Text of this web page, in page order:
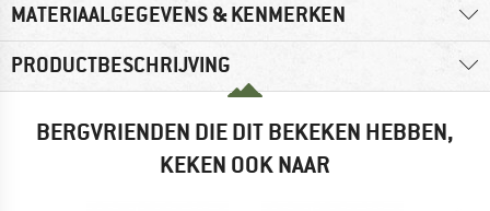
MATERIAALGEGEVENS & KENMERKEN
PRODUCTBESCHRIJVING
BERGVRIENDEN DIE DIT BEKEKEN HEBBEN,
KEKEN OOK NAAR